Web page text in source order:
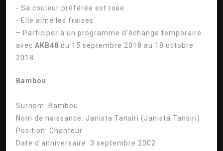
- Sa couleur préférée est rose
- Elle aime les fraises
– Participer à un programme d'échange temporaire
avec AKB48 du 15 septembre 2018 au 18 octobre
2018
Bambou
Surnom: Bambou
Nom de naissance: Janista Tansiri (Janista Tansiri)
Position: Chanteur
Date d'anniversaire: 3 septembre 2002